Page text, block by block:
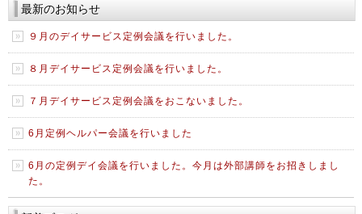
最新のお知らせ
９月のデイサービス定例会議を行いました。
８月デイサービス定例会議を行いました。
７月デイサービス定例会議をおこないました。
6月定例ヘルパー会議を行いました
6月の定例デイ会議を行いました。今月は外部講師をお招きしまし
た。